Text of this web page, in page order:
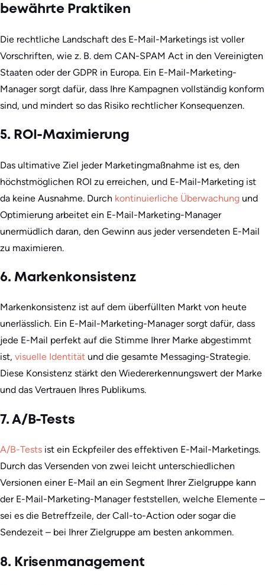
bewährte Praktiken
Die rechtliche Landschaft des E-Mail-Marketings ist voller
Vorschriften, wie z. B. dem CAN-SPAM Act in den Vereinigten
Staaten oder der GDPR in Europa. Ein E-Mail-Marketing-
Manager sorgt dafür, dass Ihre Kampagnen vollständig konform
sind, und mindert so das Risiko rechtlicher Konsequenzen.
5. ROI-Maximierung
Das ultimative Ziel jeder Marketingmaßnahme ist es, den
höchstmöglichen ROI zu erreichen, und E-Mail-Marketing ist
da keine Ausnahme. Durch kontinuierliche Überwachung und
Optimierung arbeitet ein E-Mail-Marketing-Manager
unermüdlich daran, den Gewinn aus jeder versendeten E-Mail
zu maximieren.
6. Markenkonsistenz
Markenkonsistenz ist auf dem überfüllten Markt von heute
unerlässlich. Ein E-Mail-Marketing-Manager sorgt dafür, dass
jede E-Mail perfekt auf die Stimme Ihrer Marke abgestimmt
ist, visuelle Identität und die gesamte Messaging-Strategie.
Diese Konsistenz stärkt den Wiedererkennungswert der Marke
und das Vertrauen Ihres Publikums.
7. A/B-Tests
A/B-Tests ist ein Eckpfeiler des effektiven E-Mail-Marketings.
Durch das Versenden von zwei leicht unterschiedlichen
Versionen einer E-Mail an ein Segment Ihrer Zielgruppe kann
der E-Mail-Marketing-Manager feststellen, welche Elemente –
sei es die Betreffzeile, der Call-to-Action oder sogar die
Sendezeit – bei Ihrer Zielgruppe am besten ankommen.
8. Krisenmanagement